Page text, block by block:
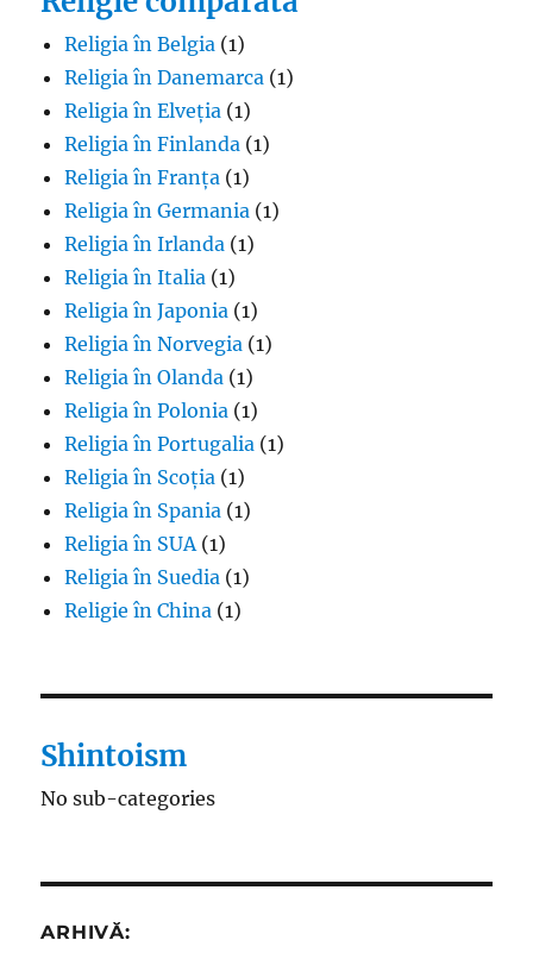
Religia în Belgia (1)
Religia în Danemarca (1)
Religia în Elveția (1)
Religia în Finlanda (1)
Religia în Franța (1)
Religia în Germania (1)
Religia în Irlanda (1)
Religia în Italia (1)
Religia în Japonia (1)
Religia în Norvegia (1)
Religia în Olanda (1)
Religia în Polonia (1)
Religia în Portugalia (1)
Religia în Scoția (1)
Religia în Spania (1)
Religia în SUA (1)
Religia în Suedia (1)
Religie în China (1)
Shintoism
No sub-categories
ARHIVĂ: